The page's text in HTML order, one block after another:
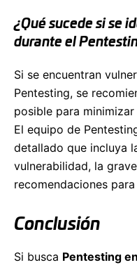
¿Qué sucede si se
durante el
Si se encuentran
Pentesting, se
posible para
El equipo de
detallado que incluya
vulnerabilidad, la
recomendaciones
Conclusión
Si busca Pentesting